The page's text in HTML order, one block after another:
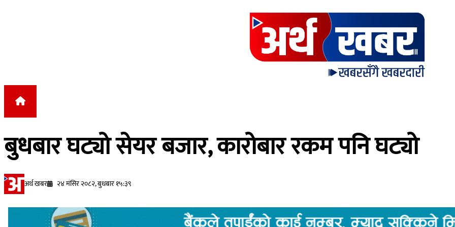
बुधबार घट्यो सेयर बजार, कारोबार रकम पनि घट्यो
अर्थ खबर २४ मंसिर २०८२, बुधबार १५:३९